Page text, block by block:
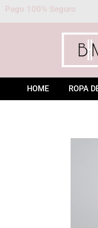
Pago 100% Seguro
HOME ROPA